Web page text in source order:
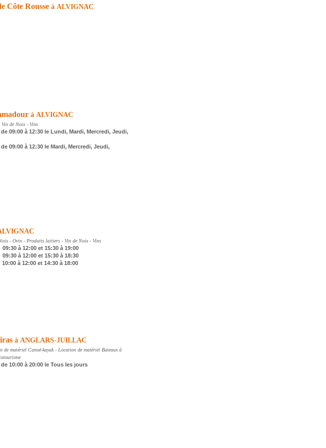
Côte Rousse à ALVIGNAC
à ALVIGNAC
de Noix - Vins
de 09:00 à 12:30 le Lundi, Mardi, Mercredi, Jeudi,
09:00 à 12:30 le Mardi, Mercredi, Jeudi,
- Ovin - Produits laitiers - Vin de Noix - Vins
à 12:00 et 15:30 à 19:00
à 12:00 et 15:30 à 18:30
à 12:00 et 14:30 à 18:00
à ANGLARS-JUILLAC
matériel Canoë-kayak - Location de matériel Bateaux à
10:00 à 20:00 le Tous les jours